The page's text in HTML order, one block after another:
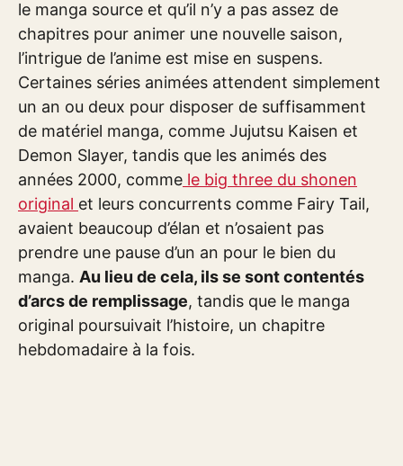
le manga source et qu’il n’y a pas assez de
chapitres pour animer une nouvelle saison,
l’intrigue de l’anime est mise en suspens.
Certaines séries animées attendent simplement
un an ou deux pour disposer de suffisamment
de matériel manga, comme Jujutsu Kaisen et
Demon Slayer, tandis que les animés des
années 2000, comme le big three du shonen
original et leurs concurrents comme Fairy Tail,
avaient beaucoup d’élan et n’osaient pas
prendre une pause d’un an pour le bien du
manga. Au lieu de cela, ils se sont contentés
d’arcs de remplissage, tandis que le manga
original poursuivait l’histoire, un chapitre
hebdomadaire à la fois.